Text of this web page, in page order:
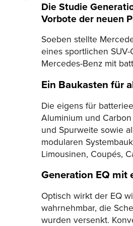
Die Studie
Vorbote der neuen
Soeben stellte
eines sportlichen
Mercedes-Benz mit
Ein Baukasten für
Die eigens für
Aluminium und Carbon
und Spurweite sowie
modularen
Limousinen, Coupés,
Generation EQ mit
Optisch wirkt der EQ
wahrnehmbar, die
wurden versenkt.